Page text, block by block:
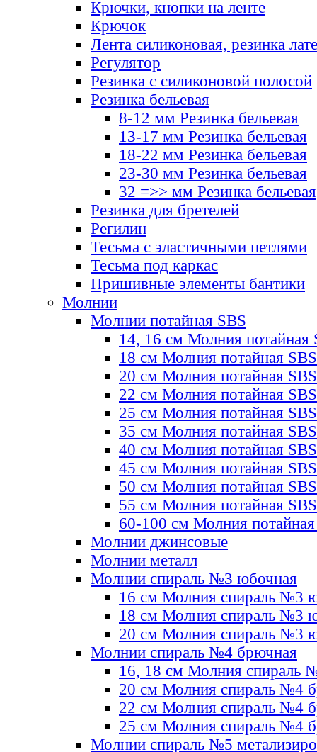
Крючки, кнопки на ленте
Крючок
Лента силиконовая, резинка
Регулятор
Резинка с силиконовой полосой
Резинка бельевая
8-12 мм Резинка бельевая
13-17 мм Резинка бельевая
18-22 мм Резинка бельевая
23-30 мм Резинка бельевая
32 =>> мм Резинка бельевая
Резинка для бретелей
Регилин
Тесьма с эластичными петлями
Тесьма под каркас
Пришивные элементы бантики
Молнии
Молнии потайная SBS
14, 16 см Молния потайная
18 см Молния потайная SBS
20 см Молния потайная SBS
22 см Молния потайная SBS
25 см Молния потайная SBS
35 см Молния потайная SBS
40 см Молния потайная SBS
45 см Молния потайная SBS
50 см Молния потайная SBS
55 см Молния потайная SBS
60-100 см Молния
Молнии джинсовые
Молнии металл
Молнии спираль №3 юбочная
16 см Молния спираль №3
18 см Молния спираль №3
20 см Молния спираль №3
Молнии спираль №4 брючная
16, 18 см Молния спираль
20 см Молния спираль №4
22 см Молния спираль №4
25 см Молния спираль №4
Молнии спираль №5